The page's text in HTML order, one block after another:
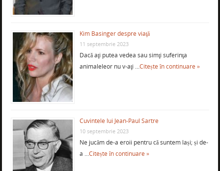
Kim Basinger despre viaţă
11 septembrie 2023
Dacă aţi putea vedea sau simţi suferinţa
animaleleor nu v-aţi …Citește în continuare »
Cuvintele lui Jean-Paul Sartre
10 septembrie 2023
Ne jucăm de-a eroii pentru că suntem lași; și de-
a …Citește în continuare »